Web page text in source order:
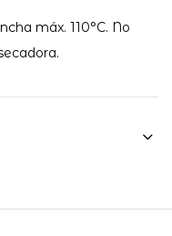
máx. 110°C. No